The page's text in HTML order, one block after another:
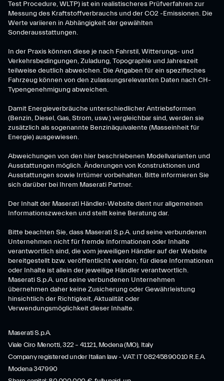
Test Procedure, WLTP) ist ein realistischeres Prüfverfahren zur
Messung des Kraftstoffverbrauchs und der CO2 -Emissionen. Die
Werte variieren in Abhängigkeit der gewählten
Sonderausstattungen.
In der Praxis können diese je nach Fahrstil, Witterungs- und
Verkehrsbedingungen, Zuladung, Topographie und Jahreszeit
teilweise deutlich abweichen. Die Angaben für ein spezifisches
Fahrzeug können von den zulassungsrelevanten Daten nach CH-
Typengenehmigung abweichen.
Damit Energieverbräuche unterschiedlicher Antriebsformen
(Benzin, Diesel, Gas, Strom, usw.) vergleichbar sind, werden sie
zusätzlich als sogenannte Benzinäquivalente (Masseinheit für
Energie) ausgewiesen.
Abweichungen von den hier beschriebenen Modellvarianten und
Ausstattungen möglich. Änderungen von Konstruktionen und
Ausstattungen sowie Irrtümer vorbehalten. Bitte informieren Sie
sich darüber bei Ihrem Maserati Partner.
Der Inhalt der Maserati Händler-Website dient nur allgemeinen
Informationszwecken und stellt keine Beratung dar.
Bitte beachten Sie, dass Maserati S.p.A. und seine verbundenen
Unternehmen nicht für fremde Informationen oder Inhalte
verantwortlich sind, die vom jeweiligen Händler auf der Website
bereitgestellt bzw. veröffentlicht werden; für diese Informationen
oder Inhalte ist allein der jeweilige Händler verantwortlich.
Maserati S.p.A. und seine verbundenen Unternehmen
übernehmen daher keine Zusicherung oder Gewährleistung
hinsichtlich der Richtigkeit, Aktualität oder
Verwendungsmöglichkeit dieser Inhalte.
Maserati S.p.A.
Viale Ciro Menotti, 322 – 41121, Modena (MO), Italy
Company registered under Italian law - VAT: IT 08245890010 R.E.A.
Modena 347990